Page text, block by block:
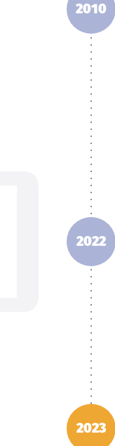
2010
2022
2023